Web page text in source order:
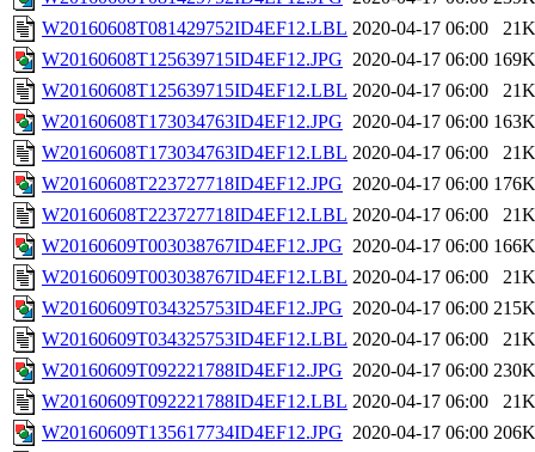
W20160608T081429752ID4EF12.LBL 2020-04-17 06:00
21K
W20160608T125639715ID4EF12.JPG 2020-04-17 06:00 169K
W20160608T125639715ID4EF12.LBL 2020-04-17 06:00
21K
W20160608T173034763ID4EF12.JPG 2020-04-17 06:00 163K
W20160608T173034763ID4EF12.LBL 2020-04-17 06:00
21K
W20160608T223727718ID4EF12.JPG 2020-04-17 06:00 176K
W20160608T223727718ID4EF12.LBL 2020-04-17 06:00
21K
W20160609T003038767ID4EF12.JPG 2020-04-17 06:00 166K
W20160609T003038767ID4EF12.LBL 2020-04-17 06:00
21K
W20160609T034325753ID4EF12.JPG 2020-04-17 06:00 215K
W20160609T034325753ID4EF12.LBL 2020-04-17 06:00
21K
W20160609T092221788ID4EF12.JPG 2020-04-17 06:00 230K
W20160609T092221788ID4EF12.LBL 2020-04-17 06:00
21K
W20160609T135617734ID4EF12.JPG 2020-04-17 06:00 206K